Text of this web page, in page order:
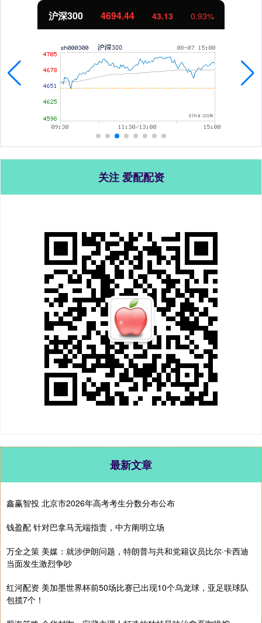
沪深300 4694.44 43.13 0.93%
关注 爱配配资
最新文章
鑫赢智投 北京市2026年高考考生分数分布公布
钱盈配 针对巴拿马无端指责，中方阐明立场
万全之策 美媒：就涉伊朗问题，特朗普与共和党籍议员比尔·卡西迪
当面发生激烈争吵
红河配资 美加墨世界杯前50场比赛已出现10个乌龙球，亚足联球队
包揽7个！